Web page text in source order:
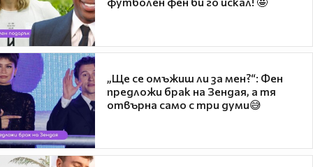
„Ще се омъжиш ли за мен?“: Фен
предложи брак на Зендая, а тя
отвърна само с три думи😅